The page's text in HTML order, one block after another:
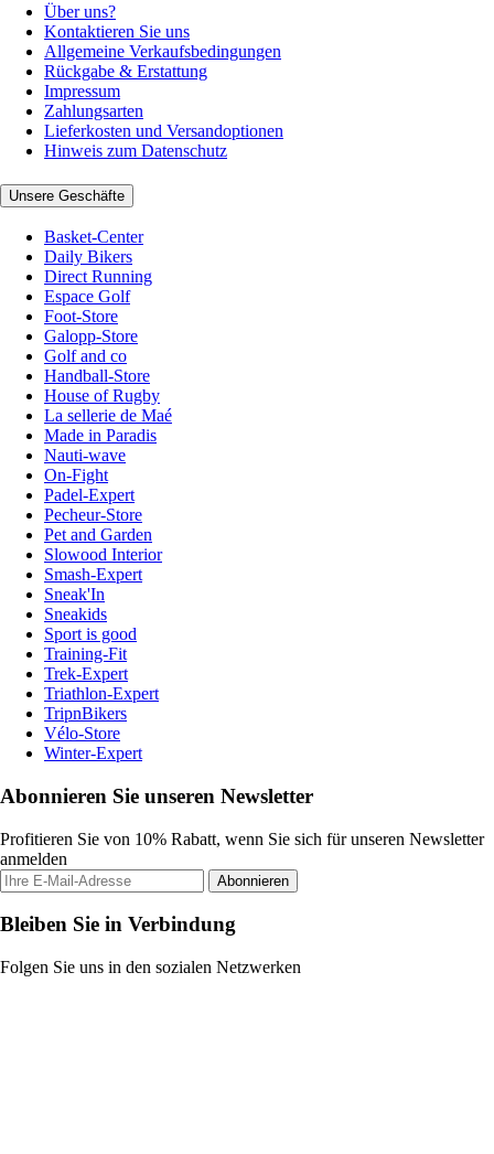
Über uns?
Kontaktieren Sie uns
Allgemeine Verkaufsbedingungen
Rückgabe & Erstattung
Impressum
Zahlungsarten
Lieferkosten und Versandoptionen
Hinweis zum Datenschutz
Unsere Geschäfte
Basket-Center
Daily Bikers
Direct Running
Espace Golf
Foot-Store
Galopp-Store
Golf and co
Handball-Store
House of Rugby
La sellerie de Maé
Made in Paradis
Nauti-wave
On-Fight
Padel-Expert
Pecheur-Store
Pet and Garden
Slowood Interior
Smash-Expert
Sneak'In
Sneakids
Sport is good
Training-Fit
Trek-Expert
Triathlon-Expert
TripnBikers
Vélo-Store
Winter-Expert
Abonnieren Sie unseren Newsletter
Profitieren Sie von 10% Rabatt, wenn Sie sich für unseren Newsletter
anmelden
Abonnieren
Bleiben Sie in Verbindung
Folgen Sie uns in den sozialen Netzwerken